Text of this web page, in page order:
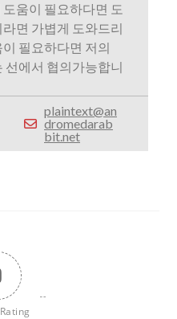
움이 필요하다면 도
면 가볍게 도와드리
필요하다면 저의
선에서 협의가능합니
plaintext@an
dromedarab
bit.net